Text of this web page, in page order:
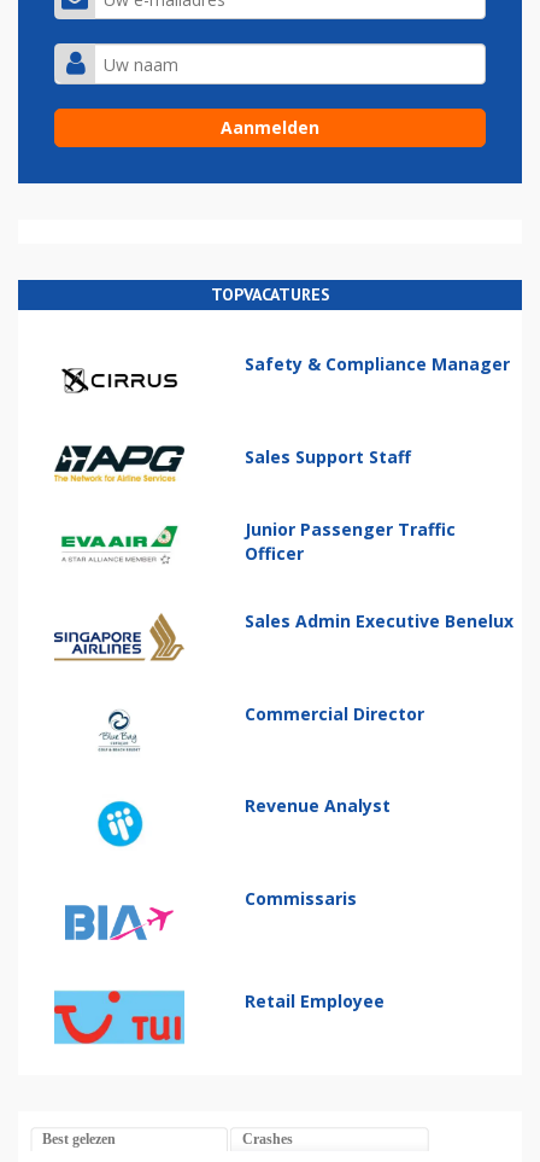
TOPVACATURES
Safety & Compliance Manager
Sales Support Staff
Junior Passenger Traffic
Officer
Sales Admin Executive Benelux
Commercial Director
Revenue Analyst
Commissaris
Retail Employee
Best gelezen Crashes